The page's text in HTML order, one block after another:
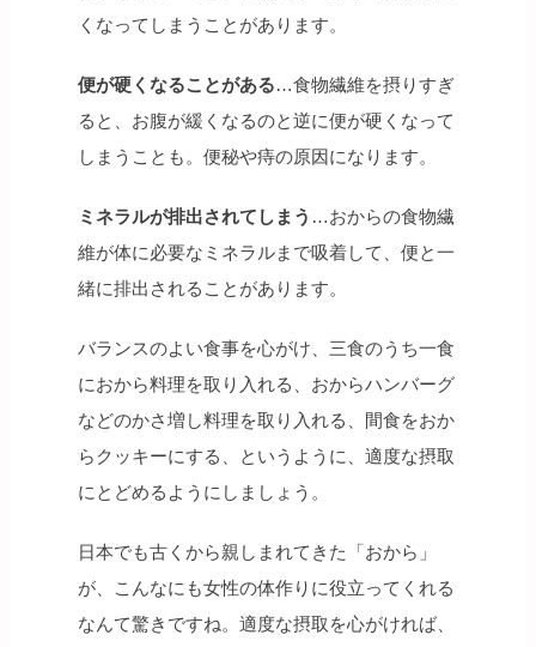
くなってしまうことがあります。
便が硬くなることがある…食物繊維を摂りすぎ
ると、お腹が緩くなるのと逆に便が硬くなって
しまうことも。便秘や痔の原因になります。
ミネラルが排出されてしまう …おからの食物繊
維が体に必要なミネラルまで吸着して、便と一
緒に排出されることがあります。
バランスのよい食事を心がけ、三食のうち一食
におから料理を取り入れる、おからハンバーグ
などのかさ増し料理を取り入れる、間食をおか
らクッキーにする、というように、適度な摂取
にとどめるようにしましょう。
日本でも古くから親しまれてきた「おから」
が、こんなにも女性の体作りに役立ってくれる
なんて驚きですね。適度な摂取を心がければ、